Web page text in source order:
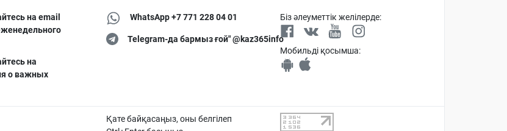
на email
на
о важных
WhatsApp +7 771 228 04 01
Telegram-да бармыз ғой" @kaz365info
Біз әлеуметтік желілерде:
Мобильді қосымша:
Қате байқасаңыз, оны белгілеп